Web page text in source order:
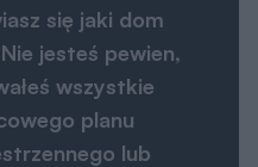
się jaki dom
jesteś pewien,
wszystkie
planu
lub